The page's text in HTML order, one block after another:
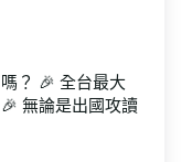
？ 🎉 全台最大
無論是出國攻讀